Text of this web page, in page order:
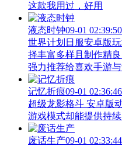
这款我用过，好用
液态时钟09-01 02:39:50
世界计划日服安卓版
择丰富多样且制作精
强力推荐给喜欢手游
记忆折痕09-01 02:36:46
超级龙影格斗 安卓版
游戏模式却能提供持
废话生产09-01 02:33:44